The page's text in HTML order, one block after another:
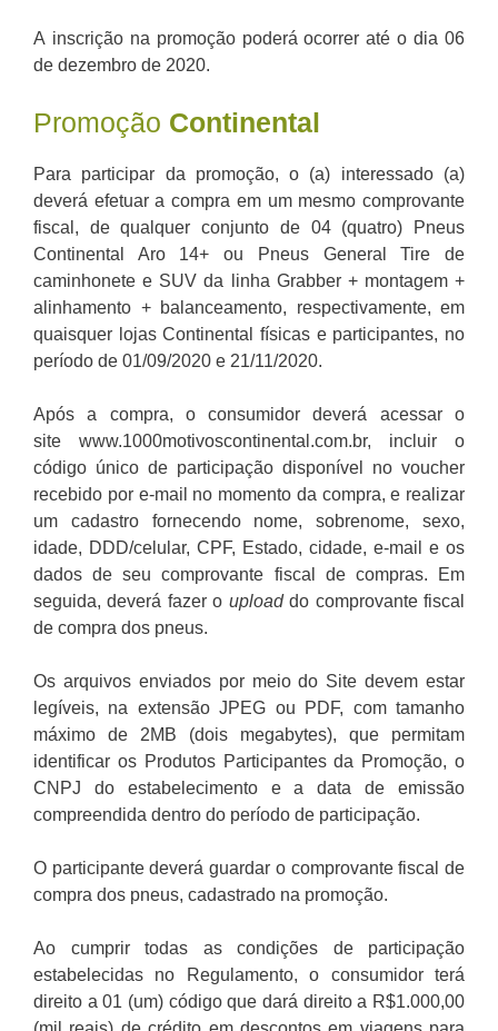
A inscrição na promoção poderá ocorrer até o dia 06
de dezembro de 2020.
Promoção Continental
Para participar da promoção, o (a) interessado (a)
deverá efetuar a compra em um mesmo comprovante
fiscal, de qualquer conjunto de 04 (quatro) Pneus
Continental Aro 14+ ou Pneus General Tire de
caminhonete e SUV da linha Grabber + montagem +
alinhamento + balanceamento, respectivamente, em
quaisquer lojas Continental físicas e participantes, no
período de 01/09/2020 e 21/11/2020.
Após a compra, o consumidor deverá acessar o
site www.1000motivoscontinental.com.br, incluir o
código único de participação disponível no voucher
recebido por e-mail no momento da compra, e realizar
um cadastro fornecendo nome, sobrenome, sexo,
idade, DDD/celular, CPF, Estado, cidade, e-mail e os
dados de seu comprovante fiscal de compras. Em
seguida, deverá fazer o uploaddo comprovante fiscal
de compra dos pneus.
Os arquivos enviados por meio do Site devem estar
legíveis, na extensão JPEG ou PDF, com tamanho
máximo de 2MB (dois megabytes), que permitam
identificar os Produtos Participantes da Promoção, o
CNPJ do estabelecimento e a data de emissão
compreendida dentro do período de participação.
O participante deverá guardar o comprovante fiscal de
compra dos pneus, cadastrado na promoção.
Ao cumprir todas as condições de participação
estabelecidas no Regulamento, o consumidor terá
direito a 01 (um) código que dará direito a R$1.000,00